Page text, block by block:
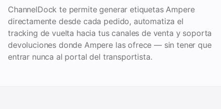
ChannelDock te permite generar etiquetas Ampere
directamente desde cada pedido, automatiza el
tracking de vuelta hacia tus canales de venta y soporta
devoluciones donde Ampere las ofrece — sin tener que
entrar nunca al portal del transportista.